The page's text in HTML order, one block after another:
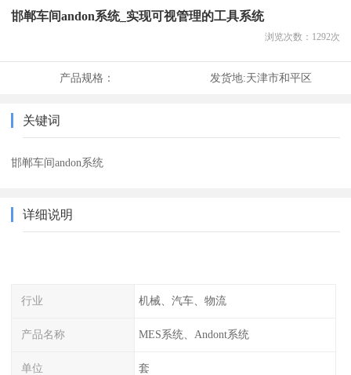
邯郸车间andon系统_实现可视管理的工具系统
浏览次数： 1292次
产品规格： 发货地:天津市和平区
关键词
邯郸车间andon系统
详细说明
行业 机械、汽车、物流
产品名称 MES系统、Andont系统
单位 套